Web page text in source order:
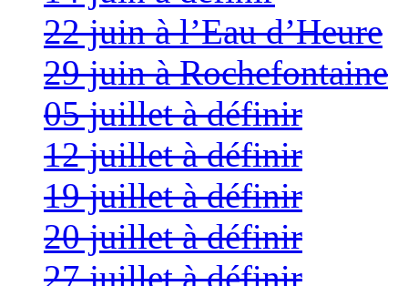
22 juin à l’Eau d’Heure
29 juin à Rochefontaine
05 juillet à définir
12 juillet à définir
19 juillet à définir
20 juillet à définir
27 juillet à définir